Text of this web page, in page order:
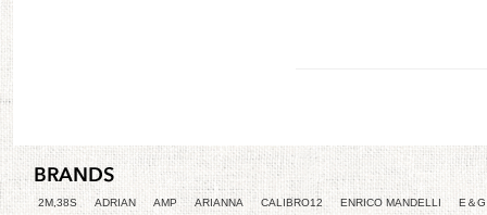
2M,38S ADRIAN AMP ARIANNA CALIBRO12 ENRICO MANDELLI
E＆